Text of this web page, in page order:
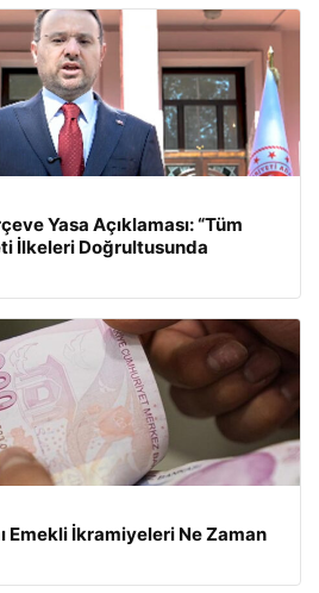
Yasa Açıklaması: “Tüm
İlkeleri Doğrultusunda
Emekli İkramiyeleri Ne Zaman